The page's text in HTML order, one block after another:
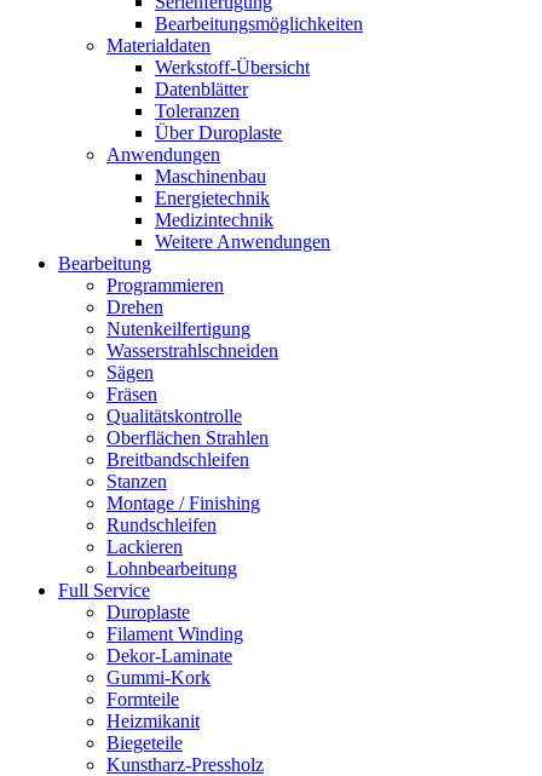
Bearbeitungsmöglichkeiten
Materialdaten
Werkstoff-Übersicht
Datenblätter
Toleranzen
Über Duroplaste
Anwendungen
Maschinenbau
Energietechnik
Medizintechnik
Weitere Anwendungen
Bearbeitung
Programmieren
Drehen
Nutenkeilfertigung
Wasserstrahlschneiden
Sägen
Fräsen
Qualitätskontrolle
Oberflächen Strahlen
Breitbandschleifen
Stanzen
Montage / Finishing
Rundschleifen
Lackieren
Lohnbearbeitung
Full Service
Duroplaste
Filament Winding
Dekor-Laminate
Gummi-Kork
Formteile
Heizmikanit
Biegeteile
Kunstharz-Pressholz